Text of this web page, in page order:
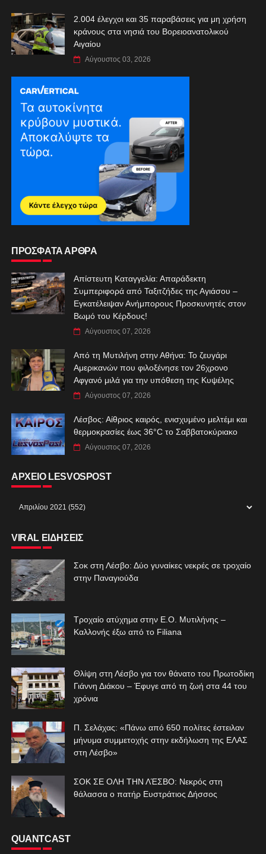
2.004 έλεγχοι και 35 παραβάσεις για μη χρήση
κράνους στα νησιά του Βορειοανατολικού
Αιγαίου
Αύγουστος 03, 2026
ΠΡΟΣΦΑΤΑ ΑΡΘΡΑ
Απίστευτη Καταγγελία: Απαράδεκτη
Συμπεριφορά από Ταξιτζήδες της Αγιάσου –
Εγκατέλειψαν Ανήμπορους Προσκυνητές στον
Βωμό του Κέρδους!
Αύγουστος 07, 2026
Από τη Μυτιλήνη στην Αθήνα: Το ζευγάρι
Αμερικανών που φιλοξένησε τον 26χρονο
Αφγανό μιλά για την υπόθεση της Κυψέλης
Αύγουστος 07, 2026
Λέσβος: Αίθριος καιρός, ενισχυμένο μελτέμι και
θερμοκρασίες έως 36°C το Σαββατοκύριακο
Αύγουστος 07, 2026
ΑΡΧΕΙΟ LESVOSPOST
VIRAL ΕΙΔΗΣΕΙΣ
Σοκ στη Λέσβο: Δύο γυναίκες νεκρές σε τροχαίο
στην Παναγιούδα
Τροχαίο ατύχημα στην Ε.Ο. Μυτιλήνης –
Καλλονής έξω από το Filiana
Θλίψη στη Λέσβο για τον θάνατο του Πρωτοδίκη
Γιάννη Διάκου – Έφυγε από τη ζωή στα 44 του
χρόνια
Π. Σελάχας: «Πάνω από 650 πολίτες έστειλαν
μήνυμα συμμετοχής στην εκδήλωση της ΕΛΑΣ
στη Λέσβο»
ΣΟΚ ΣΕ ΟΛΗ ΤΗΝ ΛΈΣΒΟ: Νεκρός στη
θάλασσα ο πατήρ Ευστράτιος Δήσσος
QUANTCAST